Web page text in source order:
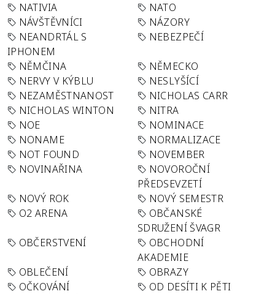
NATIVIA
NATO
NÁVŠTĚVNÍCI
NÁZORY
NEANDRTÁL S
IPHONEM
NEBEZPEČÍ
NĚMČINA
NĚMECKO
NERVY V KÝBLU
NESLYŠÍCÍ
NEZAMĚSTNANOST
NICHOLAS CARR
NICHOLAS WINTON
NITRA
NOE
NOMINACE
NONAME
NORMALIZACE
NOT FOUND
NOVEMBER
NOVINAŘINA
NOVOROČNÍ
PŘEDSEVZETÍ
NOVÝ ROK
NOVÝ SEMESTR
O2 ARENA
OBČANSKÉ
SDRUŽENÍ ŠVAGR
OBČERSTVENÍ
OBCHODNÍ
AKADEMIE
OBLEČENÍ
OBRAZY
OČKOVÁNÍ
OD DESÍTI K PĚTI